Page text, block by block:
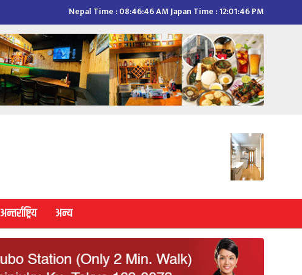
Nepal Time :08:46:47 AMJapan Time :12:01:47 PM
अन्तर्राष्ट्रिय अन्य